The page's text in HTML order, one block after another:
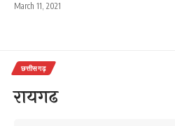
March 11, 2021
छत्तीसगढ़
रायगढ